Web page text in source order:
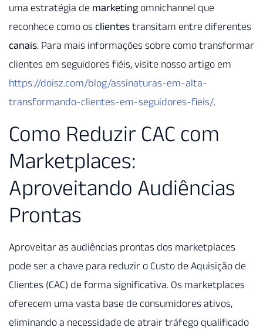
uma estratégia de marketingomnichannel que
reconhece como os clientes transitam entre diferentes
canais. Para mais informações sobre como transformar
clientes em seguidores fiéis, visite nosso artigo em
https://doisz.com/blog/assinaturas-em-alta-
transformando-clientes-em-seguidores-fieis/.
Como Reduzir CAC com
Marketplaces:
Aproveitando Audiências
Prontas
Aproveitar as audiências prontas dos marketplaces
pode ser a chave para reduzir o Custo de Aquisição de
Clientes (CAC) de forma significativa. Os marketplaces
oferecem uma vasta base de consumidores ativos,
eliminando a necessidade de atrair tráfego qualificado